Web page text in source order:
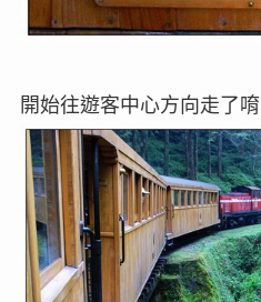
開始往遊客中心方向走了唷